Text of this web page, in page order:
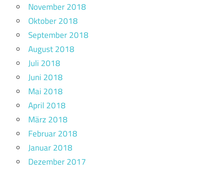
November 2018
Oktober 2018
September 2018
August 2018
Juli 2018
Juni 2018
Mai 2018
April 2018
März 2018
Februar 2018
Januar 2018
Dezember 2017